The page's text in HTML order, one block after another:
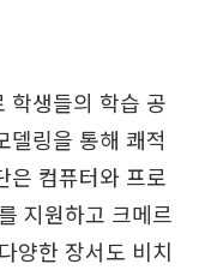
학생들의 학습 공
델링을 통해 쾌적
은 컴퓨터와 프로
지원하고 크메르
양한 장서도 비치